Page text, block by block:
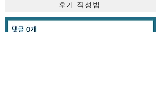
후기 작성법